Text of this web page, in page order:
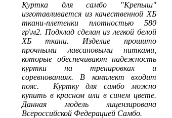
Куртка для самбо "Крепыш"
изготавливается из качественной ХБ
ткани-плетенки плотностью 580
гр\м2. Подклад сделан из легкой белой
ХБ ткани. Изделие прошито
прочными лавсановыми нитками,
которые обеспечивают надежность
куртки на тренировках и
соревнованиях. В комплект входит
пояс. Куртку для самбо можно
купить в красном или в синем цвете.
Данная модель лицензирована
Всероссийской Федерацией Самбо.